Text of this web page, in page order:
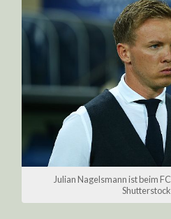
Julian Nagelsmann ist beim